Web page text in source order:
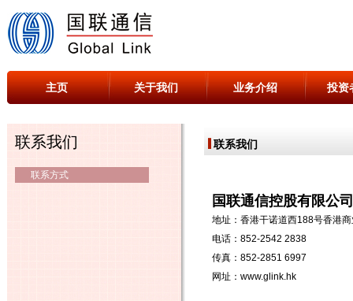
主页 关于我们 业务介绍 投资
联系我们
联系方式
联系我们
国联通信控股有限公
地址：香港干诺道西188号香港
电话：852-2542 2838
传真：852-2851 6997
网址： www.glink.hk